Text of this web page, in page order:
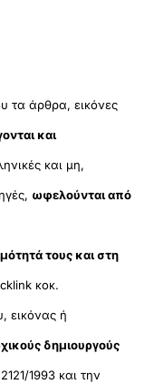
τα άρθρα, εικόνες
και
και μη,
ωφελούνται από
τους και στη
κοκ.
εικόνας ή
δημιουργούς
1993 και την